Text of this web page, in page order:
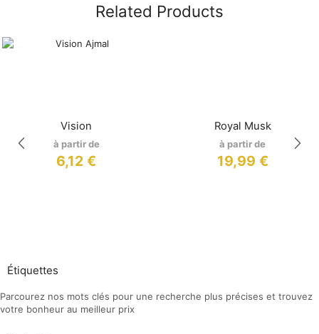
Related Products
Vision
à partir de
6,12€
Royal Musk
à partir de
19,99 €
Étiquettes
Parcourez nos mots clés pour une recherche plus précises et trouvez
votre bonheur au meilleur prix